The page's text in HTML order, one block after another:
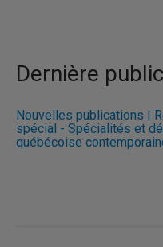
Dernière
Nouvelles publications |
spécial - Spécialités et
québécoise